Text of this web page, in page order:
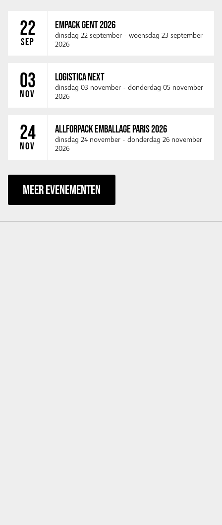
22
SEP
EMPACK GENT 2026
dinsdag 22 september - woensdag 23 september
2026
03
NOV
LOGISTICA NEXT
dinsdag 03 november - donderdag 05 november
2026
24
NOV
ALLFORPACK EMBALLAGE PARIS 2026
dinsdag 24 november - donderdag 26 november
2026
MEER EVENEMENTEN